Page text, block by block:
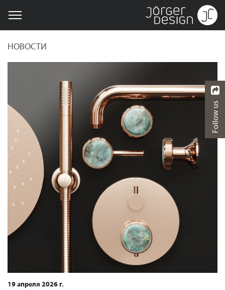
НОВОСТИ
19 апреля 2026 г.
Follow us